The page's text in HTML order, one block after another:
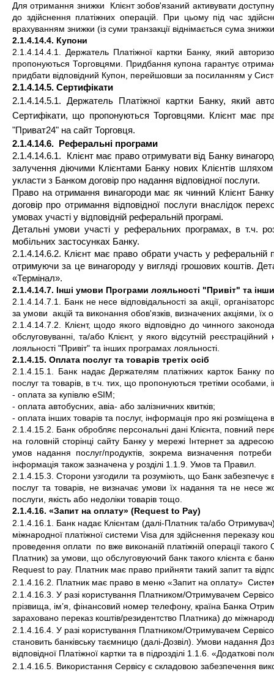
Для отримання знижки  Клієнт зобов'язаний активувати
до здійснення платіжних операцій. При цьому під час
врахуванням знижки (із суми транзакції віднімається сума
2.1.4.14.4. Купони
2.1.4.14.4.1. Держатель Платіжної картки Банку, який
пропонуються Торговцями. Придбання купона гарантує
придбати відповідний Купон, перейшовши за посиланням у
2.1.4.14.5. Сертифікати
2.1.4.14.5.1.
Держатель Платіжної картки Банку, який
Сертифікати, що пропонуються Торговцями. Клієнт має
"Приват24" на сайт Торговця.
2.1.4.14.6.  Реферальні програми
2.1.4.14.6.1.
Клієнт має право отримувати від Банку
залучення діючими Клієнтами Банку нових Клієнтів
укласти з Банком договір про надання відповідної послуги.
Право на отримання винагороди має як чинний Клієнт
договір про отримання відповідної послуги внаслідок
умовах участі у відповідній реферальній програмі.
Детальні умови участі у реферальних програмах, в т.ч.
мобільних застосунках Банку.
2.1.4.14.6.2. Клієнт має право обрати участь у реферальній
отримуючи за це винагороду у вигляді грошових коштів.
«Термінал».
2.1.4.14.7. Інші умови Програми лояльності "Привіт" та
2.1.4.14.7.1.
Банк не несе відповідальності за акції,
за умови  акцій та виконання обов'язків, визначених акціями, їх
2.1.4.14.7.2. Клієнт, щодо якого відповідно до чинного
обслуговуванні, та/або Клієнт, у якого відсутній
лояльності "Привіт" та інших програмах лояльності.
2.1.4.15. Оплата послуг та товарів третіх осіб
2.1.4.15.1. Банк надає Держателям платіжних карток Банку
послуг та товарів, в т.ч. тих, що пропонуються третіми
- оплата за купівлю eSIM;
- оплата автобусних, авіа- або залізничних квитків;
- оплата інших товарів та послуг, інформація про які розміщена
2.1.4.15.2. Банк обробляє персональні дані Клієнта, повний
на головній сторінці сайту Банку у мережі Інтернет за
умов надання послуг/продуктів, зокрема визначення
інформація також зазначена у розділі 1.1.9. Умов та Правил.
2.1.4.15.3. Сторони узгодили та розуміють, що Банк забезпечує
послуг та товарів, не визначає умови їх надання та не несе
послуги, якість або недоліки товарів тощо.
2.1.4.16. «Запит на оплату» (Request to Pay)
2.1.4.16.1. Банк надає Клієнтам (далі-Платник та/або
міжнародної платіжної системи Visa для здійснення переказу
проведення оплати  по вже виконаній платіжній операції
Платник) за умови, що обслуговуючий банк такого клієнта є
Request to pay. Платник має право прийняти такий запит та
2.1.4.16.2. Платник має право в меню «Запит на оплату»
2.1.4.16.3. У разі користування Платником/Отримувачем
прізвища, ім’я, фінансовий номер телефону, країна Банка
зараховано переказ коштів/резидентство Платника) до
2.1.4.16.4. У разі користування Платником/Отримувачем
становить банківську таємницю (далі-Дозвіл). Умови надання
відповідної Платіжної картки та в підрозділі 1.1.6. «Додаткові
2.1.4.16.5. Використання Сервісу є складовою забезпечення